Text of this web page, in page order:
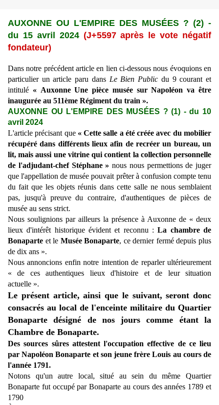
AUXONNE OU L'EMPIRE DES MUSÉES ? (2) -
du 15 avril 2024 (J+5597après le vote négatif
fondateur)
Dans notre précédent article en lien ci-dessous nous évoquions en
particulier un article paru dans Le Bien Public du 9 courant et
intitulé « Auxonne Une pièce musée sur Napoléon va être
inaugurée au 511ème Régiment du train ».
AUXONNE OU L'EMPIRE DES MUSÉES ? (1) - du 10
avril 2024
L'article précisant que « Cette salle a été créée avec du mobilier
récupéré dans différents lieux afin de recréer un bureau, un
lit, mais aussi une vitrine qui contient la collection personnelle
de l'adjudant-chef Stéphane » nous nous permettions de juger
que l'appellation de musée pouvait prêter à confusion compte tenu
du fait que les objets réunis dans cette salle ne nous semblaient
pas, jusqu'à preuve du contraire, d'authentiques de pièces de
musée au sens strict.
Nous soulignions par ailleurs la présence à Auxonne de « deux
lieux d'intérêt historique évident et reconnu :La chambre de
Bonaparte et le Musée Bonaparte, ce dernier fermé depuis plus
de dix ans ».
Nous annoncions enfin notre intention de reparler ultérieurement
« de ces authentiques lieux d'histoire et de leur situation
actuelle ».
Le présent article, ainsi que le suivant, seront donc
consacrés au local de l'enceinte militaire du Quartier
Bonaparte désigné de nos jours comme étant la
Chambre de Bonaparte.
Des sources sûres attestent l'occupation effective de ce lieu
par Napoléon Bonaparte et son jeune frère Louis au cours de
l'année 1791.
Notons qu'un autre local, situé au sein du même Quartier
Bonaparte fut occupé par Bonaparte au cours des années 1789 et
1790